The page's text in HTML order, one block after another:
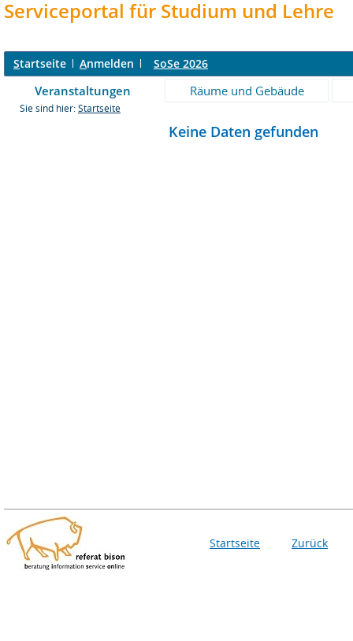
Serviceportal für Studium und Lehre
Startseite Anmelden SoSe 2026
Veranstaltungen Räume und Gebäude
Sie sind hier: Startseite
Keine Daten gefunden
Startseite Zurück